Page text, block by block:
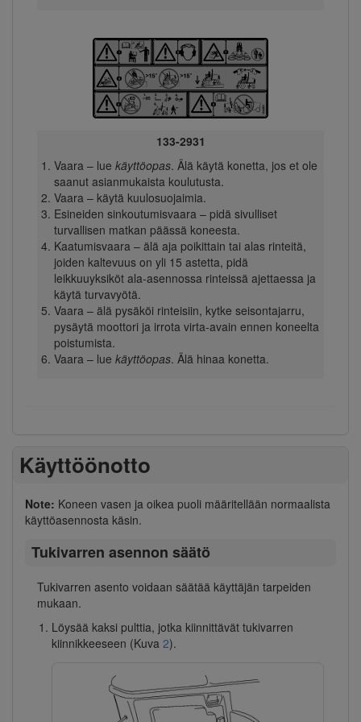
133-2931
Vaara – lue käyttöopas. Älä käytä konetta, jos et ole
saanut asianmukaista koulutusta.
Vaara – käytä kuulosuojaimia.
Esineiden sinkoutumisvaara – pidä sivulliset
turvallisen matkan päässä koneesta.
Kaatumisvaara – älä aja poikittain tai alas rinteitä,
joiden kaltevuus on yli 15 astetta, pidä
leikkuuyksiköt ala-asennossa rinteissä ajettaessa ja
käytä turvavyötä.
Vaara – älä pysäköi rinteisiin, kytke seisontajarru,
pysäytä moottori ja irrota virta-avain ennen koneelta
poistumista.
Vaara – lue käyttöopas. Älä hinaa konetta.
Käyttöönotto
Note: Koneen vasen ja oikea puoli määritellään normaalista
käyttöasennosta käsin.
Tukivarren asennon säätö
Tukivarren asento voidaan säätää käyttäjän tarpeiden
mukaan.
Löysää kaksi pulttia, jotka kiinnittävät tukivarren
kiinnikkeeseen (Kuva 2).